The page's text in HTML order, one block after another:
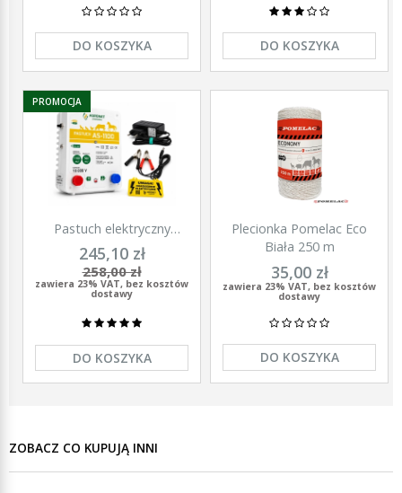
DO KOSZYKA DO KOSZYKA
Pastuch elektryczny
polski elektryzator
uniwersalny Agronet AS-
1100 12V/230
245,10 zł
258,00 zł
zawiera 23% VAT, bez kosztów
dostawy
DO KOSZYKA
PROMOCJA
Plecionka Pomelac Eco
Biała 250 m
35,00 zł
zawiera 23% VAT, bez kosztów
dostawy
DO KOSZYKA
ZOBACZ CO KUPUJĄ INNI